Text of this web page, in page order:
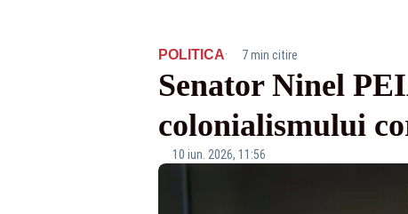
POLITICA· 7 min citire
Senator Ninel
colonialismului
10 iun. 2026, 11:56